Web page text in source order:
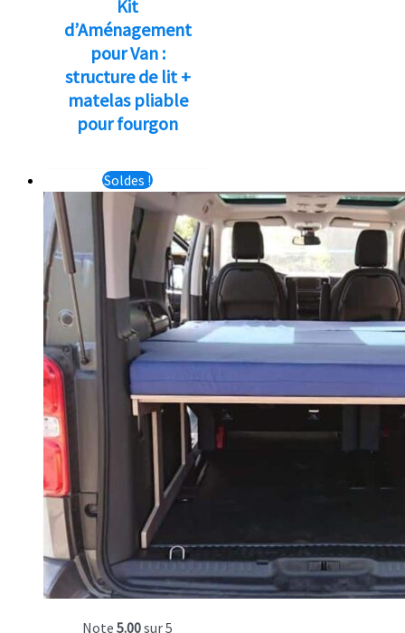
initial
était :
1.010,00€.
est :
Kit
d’Aménagement
pour Van :
structure de lit +
matelas pliable
pour fourgon
Soldes !
Note 5.00sur 5